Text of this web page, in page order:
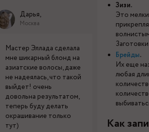
Дарья,
Москва
Мастер Эллада сделала
мне шикарный блонд на
азиатские волосы, даже
не надеялась, что такой
выйдет! очень
довольна результатом,
теперь буду делать
окрашивание только
тут)
Зизи.
Это
Брейды.
Их еще
любая
Как